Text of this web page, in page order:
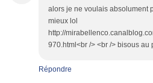
alors je ne voulais absolument
mieux lol
http://
970.html<br /> <br /> bisous au
Répondre